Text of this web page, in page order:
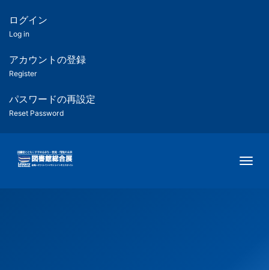
ツ
匿
名
ユ
ー
ー
用
メ
ログイン
Log in
アカウントの登録
Register
パスワードの再設定
Reset Password